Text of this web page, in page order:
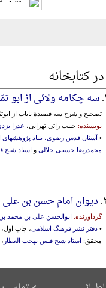
کتابخانه
سه چکامه ولائی از ابو
تصحیح و شرح سه قصیدۀ نایاب از
نویسنده: حبیب راثی تهرانی، عذرا
• آستان قدس رضوی، بنیاد پژوهشهای
محمدرضا حسینی جلالی و استاد شیخ
دیوان امام حسن بن علی
گردآورنده: ابوالحسن علی بن محمد بن
• دفتر نشر فرهنگ اسلامی، چاپ اول، تهران،
محقق: استاد شیخ قیس بهجت العطار